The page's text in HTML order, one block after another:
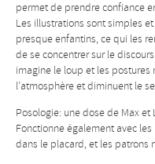
permet de prendre confiance
Les illustrations sont simples
presque enfantins, ce qui les
de se concentrer sur le
imagine le loup et les
l’atmosphère et diminuent le
Posologie: une dose de Max
Fonctionne également avec
dans le placard, et les patrons